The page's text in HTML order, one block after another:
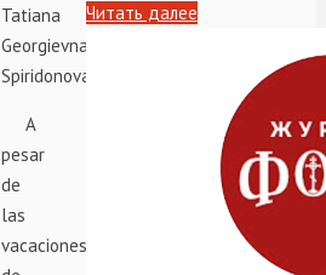
Tatiana
Georgievna
Spiridonova.
A
pesar
de
las
vacaciones
Читать далее